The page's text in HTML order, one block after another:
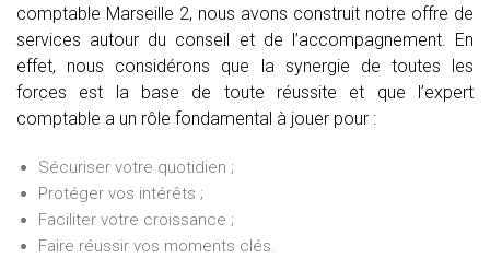
comptable Marseille 2, nous avons construit notre offre de
services autour du conseil et de l’accompagnement. En
effet, nous considérons que la synergie de toutes les
forces est la base de toute réussite et que l’expert
comptable a un rôle fondamental à jouer pour :
Sécuriser votre quotidien ;
Protéger vos intérêts ;
Faciliter votre croissance ;
Faire réussir vos moments clés.